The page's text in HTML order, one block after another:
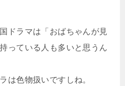
ドラマは「おばちゃんが見
っている人も多いと思うん
は色物扱いですしね。